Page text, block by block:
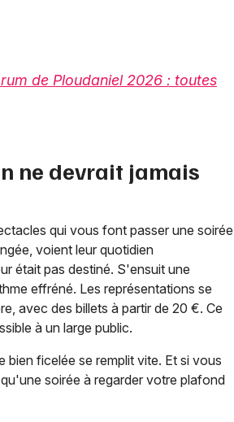
de Ploudaniel 2026 : toutes
ne devrait jamais
qui vous font passer une soirée
voient leur quotidien
était pas destiné. S'ensuit une
effréné. Les représentations se
avec des billets à partir de 20 €. Ce
à un large public.
ficelée se remplit vite. Et si vous
soirée à regarder votre plafond